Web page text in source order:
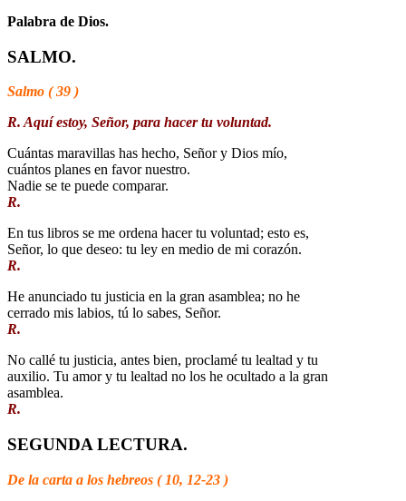
Palabra de Dios.
SALMO.
Salmo ( 39 )
R. Aquí estoy, Señor, para hacer tu voluntad.
Cuántas maravillas has hecho, Señor y Dios mío,
cuántos planes en favor nuestro.
Nadie se te puede comparar.
R.
En tus libros se me ordena hacer tu voluntad; esto es,
Señor, lo que deseo: tu ley en medio de mi corazón.
R.
He anunciado tu justicia en la gran asamblea; no he
cerrado mis labios, tú lo sabes, Señor.
R.
No callé tu justicia, antes bien, proclamé tu lealtad y tu
auxilio. Tu amor y tu lealtad no los he ocultado a la gran
asamblea.
R.
SEGUNDA LECTURA.
De la carta a los hebreos ( 10, 12-23 )